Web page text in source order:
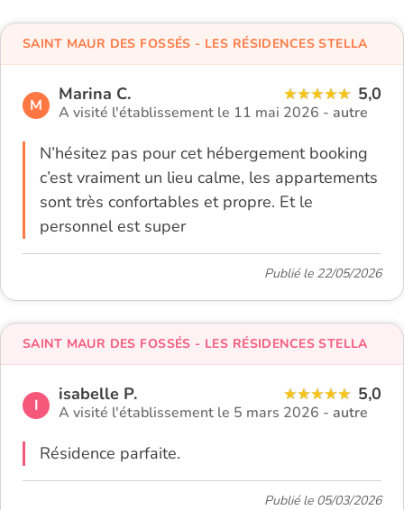
M
Marina C. 5,0
A visité l'établissement le 11 mai 2026 - autre
N’hésitez pas pour cet hébergement booking
c’est vraiment un lieu calme, les appartements
sont très confortables et propre. Et le
personnel est super
SAINT MAUR DES FOSSÉS - LES RÉSIDENCES STELLA
Publié le 22/05/2026
I
isabelle P. 5,0
A visité l'établissement le 5 mars 2026 - autre
Résidence parfaite.
SAINT MAUR DES FOSSÉS - LES RÉSIDENCES STELLA
Publié le 05/03/2026